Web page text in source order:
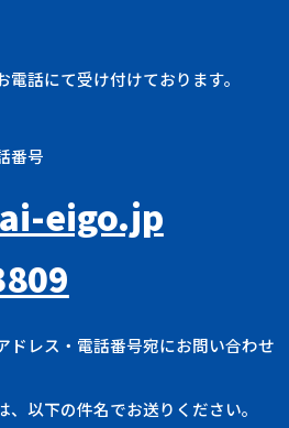
話にて受け付けております。
番号
eigo.jp
ドレス・電話番号宛にお問い合わせ
以下の件名でお送りください。